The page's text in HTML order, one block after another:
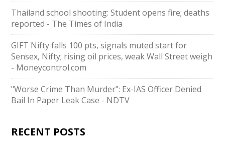
Thailand school shooting: Student opens fire; deaths
reported - The Times of India
GIFT Nifty falls 100 pts, signals muted start for
Sensex, Nifty; rising oil prices, weak Wall Street weigh
- Moneycontrol.com
"Worse Crime Than Murder": Ex-IAS Officer Denied
Bail In Paper Leak Case - NDTV
RECENT POSTS